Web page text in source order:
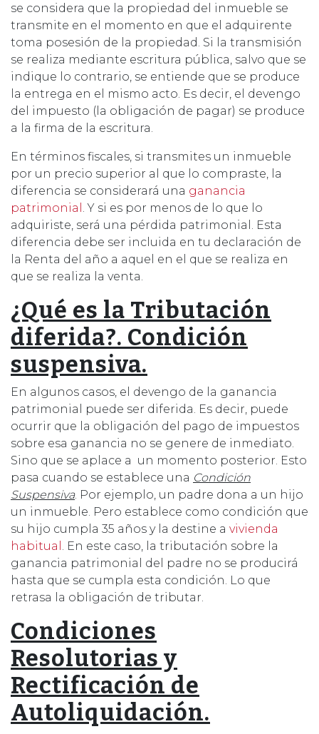
se considera que la propiedad del inmueble se
transmite en el momento en que el adquirente
toma posesión de la propiedad. Si la transmisión
se realiza mediante escritura pública, salvo que se
indique lo contrario, se entiende que se produce
la entrega en el mismo acto. Es decir, el devengo
del impuesto (la obligación de pagar) se produce
a la firma de la escritura.
En términos fiscales, si transmites un inmueble
por un precio superior al que lo compraste, la
diferencia se considerará una ganancia
patrimonial
. Y si es por menos de lo que lo
adquiriste, será una pérdida patrimonial. Esta
diferencia debe ser incluida en tu declaración de
la Renta del año a aquel en el que se realiza en
que se realiza la venta.
¿Qué es la Tributación
diferida?. Condición
suspensiva.
En algunos casos, el devengo de la ganancia
patrimonial puede ser diferida. Es decir, puede
ocurrir que la obligación del pago de impuestos
sobre esa ganancia no se genere de inmediato.
Sino que se aplace a un momento posterior. Esto
pasa cuando se establece una Condición
Suspensiva. Por ejemplo, un padre dona a un hijo
un inmueble. Pero establece como condición que
su hijo cumpla 35 años y la destine a vivienda
habitual
. En este caso, la tributación sobre la
ganancia patrimonial del padre no se producirá
hasta que se cumpla esta condición. Lo que
retrasa la obligación de tributar.
Condiciones
Resolutorias y
Rectificación de
Autoliquidación.